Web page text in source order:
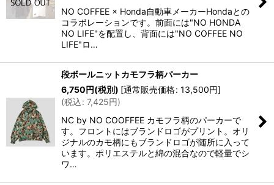
NO COFFEE × Honda⁡自動車メーカーHondaとの
コラボレーションです。前面には"NO HONDA
NO LIFE"を配置し、背面には"NO COFFEE NO
LIFE"ロ…
段ボールニットカモフラ柄パーカー
6,750円(税別) [通常販売価格: 13,500円]
(税込: 7,425円)
NC by NO COOFFEE カモフラ柄のパーカーで
す。フロントにはブランドロゴがプリント。オリ
ジナルのカモ柄にもブランドロゴが随所に入って
います。ポリエステルと綿の混合なので軽量でシ
ワ…